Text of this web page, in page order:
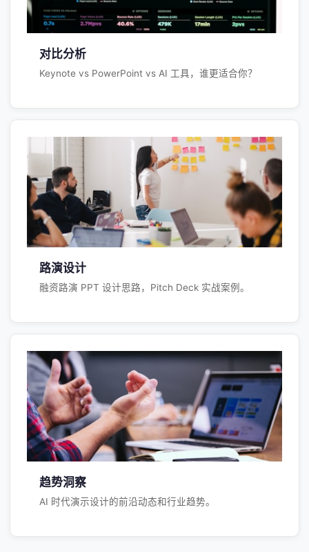
对比分析
Keynote vs PowerPoint vs AI 工具，谁更适合你？
路演设计
融资路演 PPT 设计思路，Pitch Deck 实战案例。
趋势洞察
AI 时代演示设计的前沿动态和行业趋势。